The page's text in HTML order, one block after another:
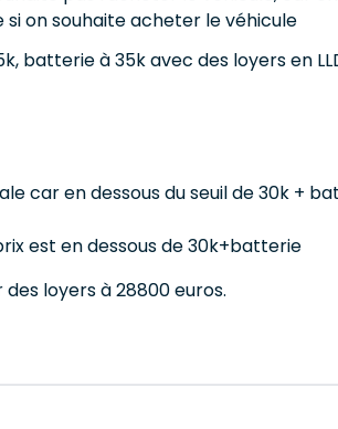
on souhaite acheter le véhicule
batterie à 35k avec des loyers en
car en dessous du seuil de 30k +
est en dessous de 30k+batterie
loyers à 28800 euros.